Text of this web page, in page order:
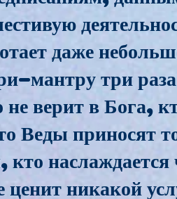
даже
мантру три
верит в Бога,
Веды приносят
кто
никакой